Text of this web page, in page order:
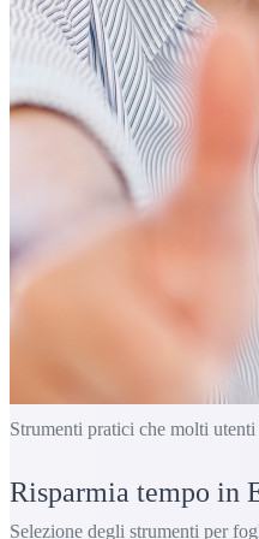
Strumenti pratici che molti
Risparmia tempo in
Selezione degli strumenti per